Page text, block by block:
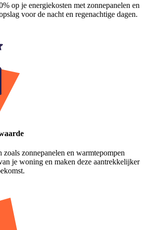
op je energiekosten met zonnepanelen en
voor de nacht en regenachtige dagen.
zoals zonnepanelen en warmtepompen
je woning en maken deze aantrekkelijker